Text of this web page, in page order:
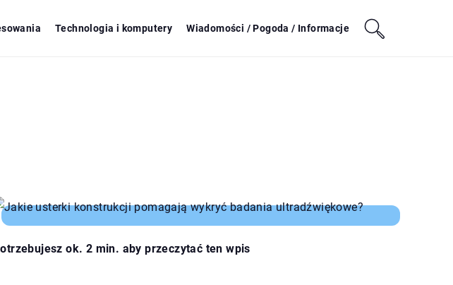
Technologia i komputery Wiadomości / Pogoda / Informacje
ok. 2 min. aby przeczytać ten wpis